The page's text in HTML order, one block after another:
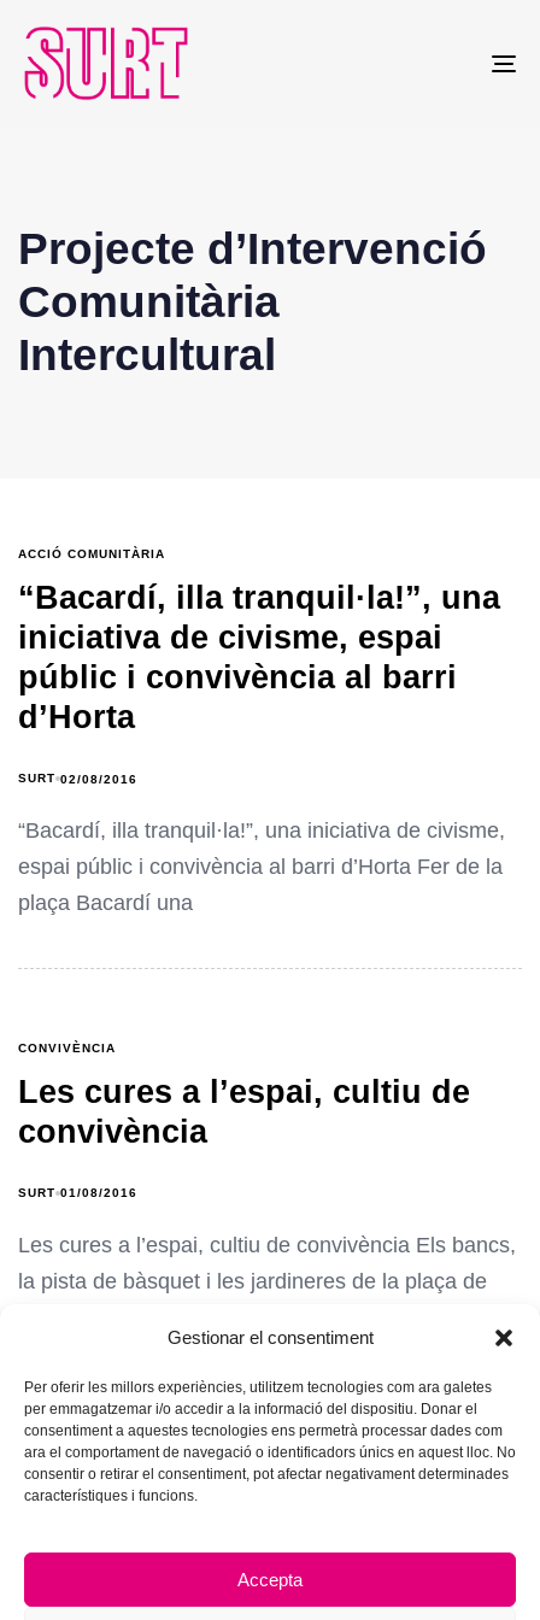
Gestionar el consentiment
Per oferir les millors experiències, utilitzem tecnologies com ara galetes
per emmagatzemar i/o accedir a la informació del dispositiu. Donar el
consentiment a aquestes tecnologies ens permetrà processar dades com
ara el comportament de navegació o identificadors únics en aquest lloc. No
consentir o retirar el consentiment, pot afectar negativament determinades
característiques i funcions.
Accepta
Projecte d’Intervenció
Comunitària
Intercultural
ACCIÓ COMUNITÀRIA
“Bacardí, illa tranquil·la!”, una
iniciativa de civisme, espai
públic i convivència al barri
d’Horta
SURT 02/08/2016
“Bacardí, illa tranquil·la!”, una iniciativa de civisme,
espai públic i convivència al barri d’Horta Fer de la
plaça Bacardí una
CONVIVÈNCIA
Les cures a l’espai, cultiu de
convivència
SURT 01/08/2016
Les cures a l’espai, cultiu de convivència Els bancs,
la pista de bàsquet i les jardineres de la plaça de